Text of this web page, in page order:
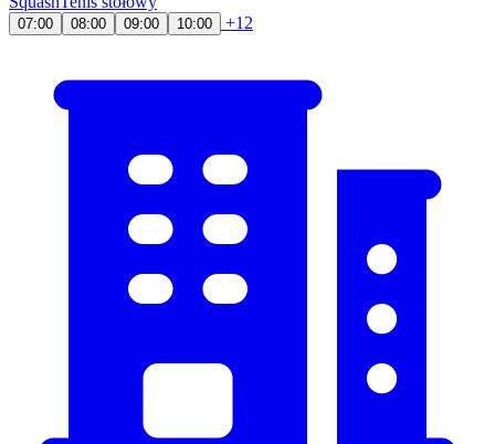
07:00 08:00 09:00 10:00 +12